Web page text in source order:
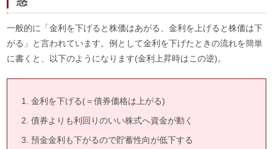
一般的に「金利を下げると株価はあがる、金利を上げると株価は下
がる」と言われています。例として金利を下げたときの流れを簡単
に書くと、以下のようになります(金利上昇時はこの逆)。
金利を下げる(＝債券価格は上がる)
債券よりも利回りのいい株式へ資金が動く
預金金利も下がるので貯蓄性向が低下する